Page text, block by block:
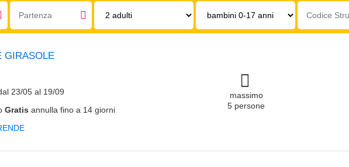
Partenza: Adulti:
Bambini
17
Codice
struttura:
GIRASOLE
23/05 al 19/09
Gratis annulla fino a 14 giorni
massimo
5 persone